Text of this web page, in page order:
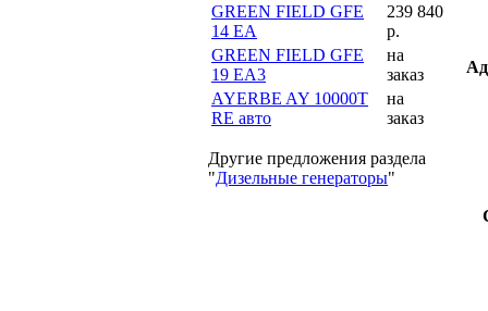
GREEN FIELD GFE
14 EA
239 840
р.
GREEN FIELD GFE
19 EA3
на
заказ
AYERBE AY 10000T
RE авто
на
заказ
Другие предложения раздела
"Дизельные генераторы"